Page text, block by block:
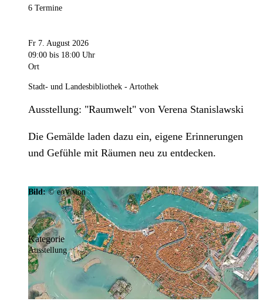
6 Termine
Fr 7. August 2026
09:00 bis 18:00 Uhr
Ort
Stadt- und Landesbibliothek - Artothek
Ausstellung: "Raumwelt" von Verena Stanislawski
Die Gemälde laden dazu ein, eigene Erinnerungen
und Gefühle mit Räumen neu zu entdecken.
Bild:© eoVision
Kategorie
Ausstellung